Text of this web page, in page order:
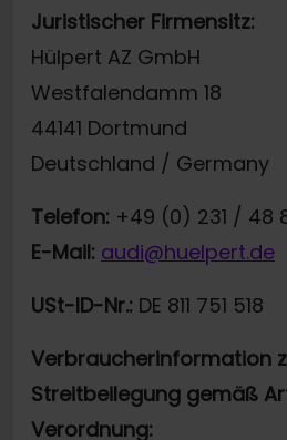
Juristischer Firmensitz:
Hülpert AZ GmbH
Westfalendamm 18
44141 Dortmund
Deutschland / Germany
Telefon: +49 (0) 231 / 48
E-Mail: audi@huelpert.de
USt-ID-Nr.: DE 811 751 518
Verbraucherinformation
Streitbeilegung gemäß Art
Verordnung: